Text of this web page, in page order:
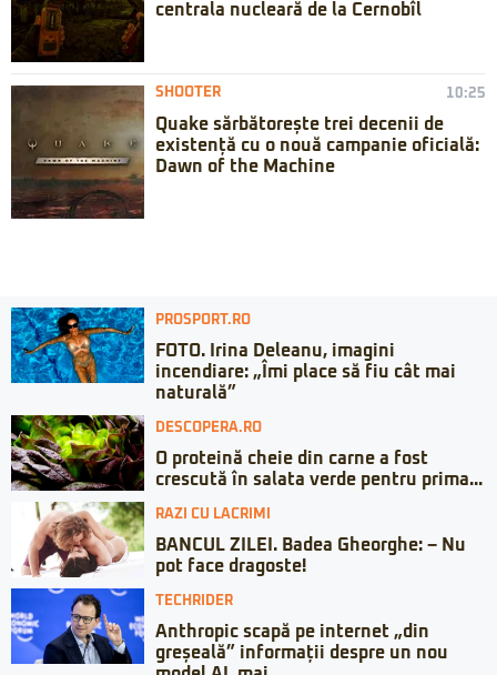
centrala nucleară de la Cernobîl
SHOOTER 10:25
Quake sărbătorește trei decenii de
existență cu o nouă campanie oficială:
Dawn of the Machine
PROSPORT.RO
FOTO. Irina Deleanu, imagini
incendiare: „Îmi place să fiu cât mai
naturală”
DESCOPERA.RO
O proteină cheie din carne a fost
crescută în salata verde pentru prima...
RAZI CU LACRIMI
BANCUL ZILEI. Badea Gheorghe: – Nu
pot face dragoste!
TECHRIDER
Anthropic scapă pe internet „din
greșeală” informații despre un nou